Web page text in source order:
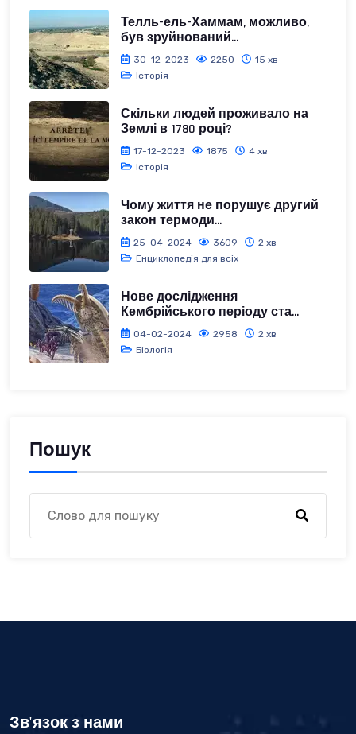
Телль-ель-Хаммам, можливо,
був зруйнований...
30-12-2023 2250
15 хв
Історія
Скільки людей проживало на
Землі в 1780 році?
17-12-2023 1875
4 хв
Історія
Чому життя не порушує другий
закон термоди...
25-04-2024 3609
2 хв
Енциклопедія для всіх
Нове дослідження
Кембрійського періоду ста...
04-02-2024 2958
2 хв
Біологія
Пошук
Зв'язок з нами